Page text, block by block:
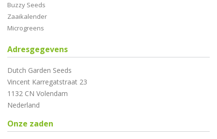
Buzzy Seeds
Zaaikalender
Microgreens
Adresgegevens
Dutch Garden Seeds
Vincent Karregatstraat 23
1132 CN Volendam
Nederland
Onze zaden